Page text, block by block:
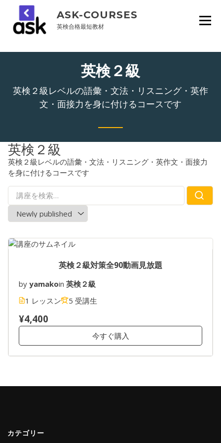
content
ASK-COURSES
英検合格最短教材
英検２級
英検２級レベルの語彙・文法・リスニング・英作
文・面接力を身に付けるコースです
英検２級
英検２級レベルの語彙・文法・リスニング・英作文・面接力
を身に付けるコースです
英検２級対策全90動画見放題
by yamakoin 英検２級
1 レッスン
5 受講生
¥4,400
今すぐ購入
カテゴリー